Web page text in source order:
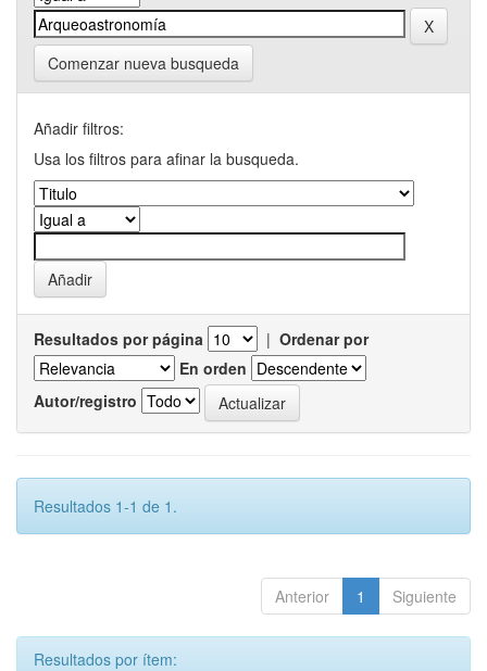
Comenzar nueva busqueda
Añadir filtros:
Usa los filtros para afinar la busqueda.
Resultados por página | Ordenar por
En orden
Autor/registro
Resultados 1-1 de 1.
Anterior 1 Siguiente
Resultados por ítem: